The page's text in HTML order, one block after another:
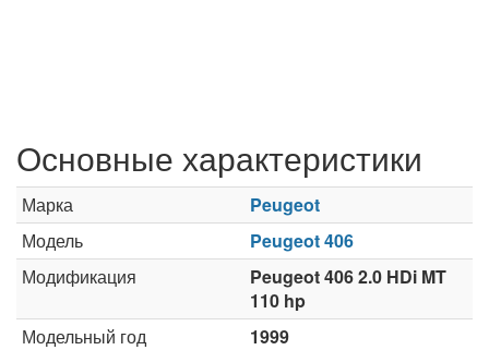
Основные характеристики
Марка
Peugeot
Модель
Peugeot 406
Модификация
Peugeot 406 2.0 HDi MT
110 hp
Модельный год
1999